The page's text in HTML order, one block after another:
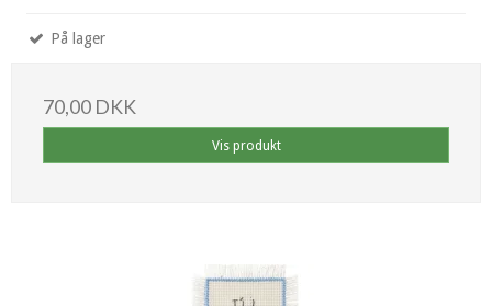
På lager
70,00 DKK
Vis produkt